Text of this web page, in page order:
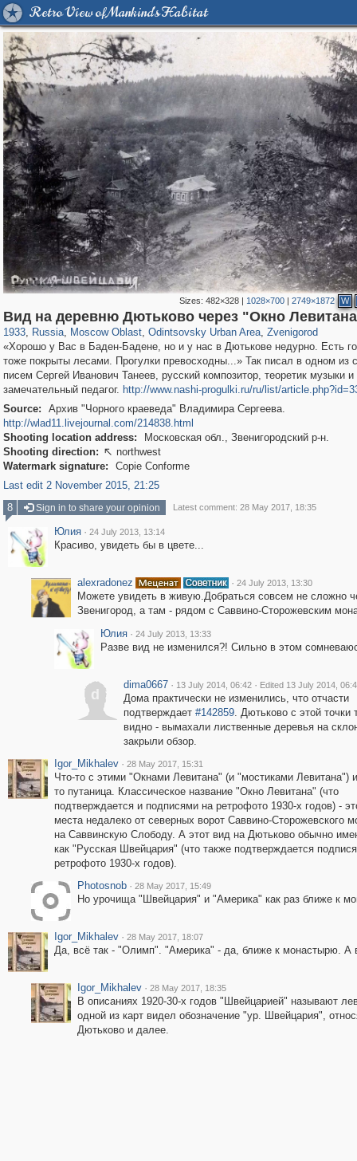
Retro View of Mankind's Habitat
Sizes: 482×328| 1028×700| 2749×1872 W
Вид на деревню Дютьково через "Окно
1933, Russia
1,407,363 29,248
, Moscow Oblast
96,615 1,691
, Odintsovsky Urban Area
7,042 194
, Zvenigorod
3,338 118
«Хорошо у Вас в Баден-Бадене, но и у нас в Дютькове недурно. Есть
тоже покрыты лесами. Прогулки превосходны...» Так писал в одном из
писем Сергей Иванович Танеев, русский композитор, теоретик музыки и
замечательный педагог. http://www.nashi-progulki.ru/ru/list/
Source:
Архив "Чорного краеведа" Владимира Сергеева.
http://wlad11.livejournal.com/214838.html
Shooting location address:
Московская обл., Звенигородский р-н.
Shooting direction:  northwest
Watermark signature:
Copie Conforme
Last edit 2 November 2015, 21:25
8
Sign in to share your opinion Latest comment: 28 May 2017, 18:35
Юлия · 24 July 2013, 13:14
Красиво, увидеть бы в цвете...
alexradonez · 24 July 2013, 13:30
Можете увидеть в живую.Добраться совсем не сложно
Звенигород, а там - рядом с Саввино-Сторожевским
Юлия · 24 July 2013, 13:33
Разве вид не изменился?! Сильно в этом
d
dima0667 · 13 July 2014, 06:42 · Edited 13 July 2014,
Дома практически не изменились, что отчасти
подтверждает #142859. Дютьково с этой точки
видно - вымахали лиственные деревья на
закрыли обзор.
Igor_Mikhalev · 28 May 2017, 15:31
Что-то с этими "Окнами Левитана" (и "мостиками Левитана")
то путаница. Классическое название "Окно Левитана" (что
подтверждается и подписями на ретрофото 1930-х годов) -
места недалеко от северных ворот Саввино-Сторожевского
на Саввинскую Слободу. А этот вид на Дютьково обычно
как "Русская Швейцария" (что также подтверждается
ретрофото 1930-х годов).
Photosnob · 28 May 2017, 15:49
Но урочища "Швейцария" и "Америка" как раз ближе к
Igor_Mikhalev · 28 May 2017, 18:07
Да, всё так - "Олимп". "Америка" - да, ближе к монастырю.
Igor_Mikhalev · 28 May 2017, 18:35
В описаниях 1920-30-х годов "Швейцарией" называют
одной из карт видел обозначение "ур. Швейцария",
Дютьково и далее.